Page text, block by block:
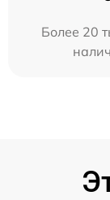
Более 20